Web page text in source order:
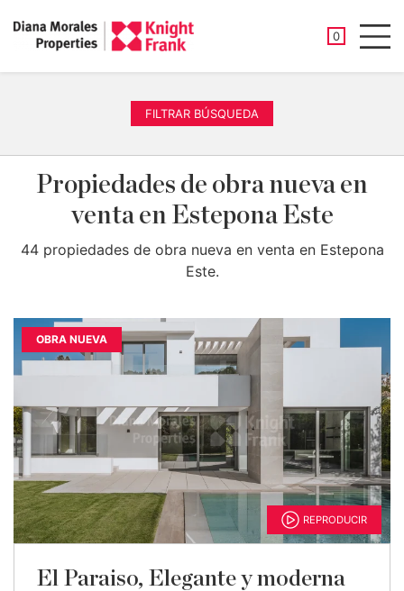
0
FILTRAR BÚSQUEDA
Propiedades de obra nueva en
venta en Estepona Este
44 propiedades de obra nueva en venta en Estepona
Este.
OBRA NUEVA
REPRODUCIR
El Paraiso, Elegante y moderna